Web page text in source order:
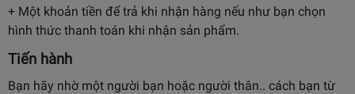
+ Một khoản tiền để trả khi nhận hàng nếu như bạn chọn
hình thức thanh toán khi nhận sản phẩm.
Tiến hành
Bạn hãy nhờ một người bạn hoặc người thân.. cách bạn từ